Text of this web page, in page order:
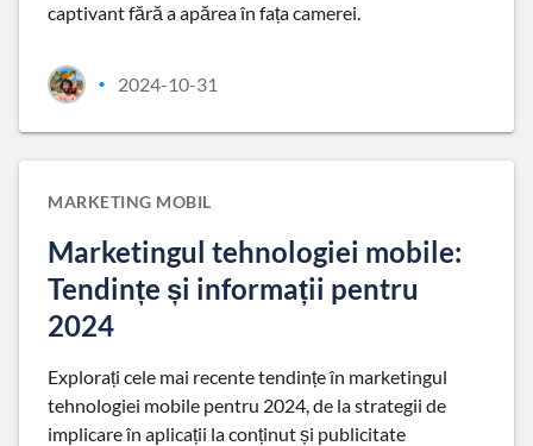
captivant fără a apărea în fața camerei.
• 2024-10-31
MARKETING MOBIL
Marketingul tehnologiei mobile:
Tendințe și informații pentru
2024
Explorați cele mai recente tendințe în marketingul
tehnologiei mobile pentru 2024, de la strategii de
implicare în aplicații la conținut și publicitate